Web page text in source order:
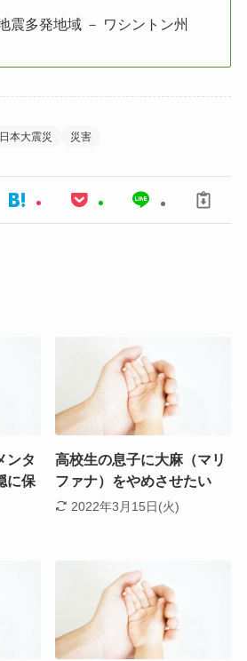
震多発地域 － ワシントン州
本大震災 災害
ンタ
に保
高校生の息子に大麻（マリ
ファナ）をやめさせたい
2022年3月15日(火)